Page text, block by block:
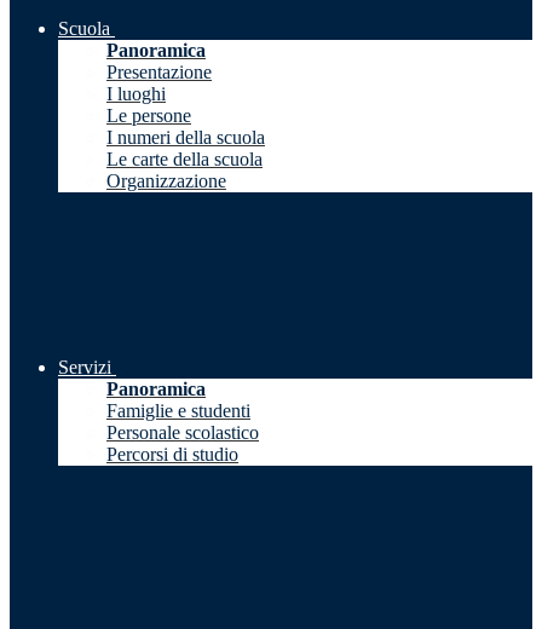
Scuola
Panoramica
Presentazione
I luoghi
Le persone
I numeri della scuola
Le carte della scuola
Organizzazione
Servizi
Panoramica
Famiglie e studenti
Personale scolastico
Percorsi di studio